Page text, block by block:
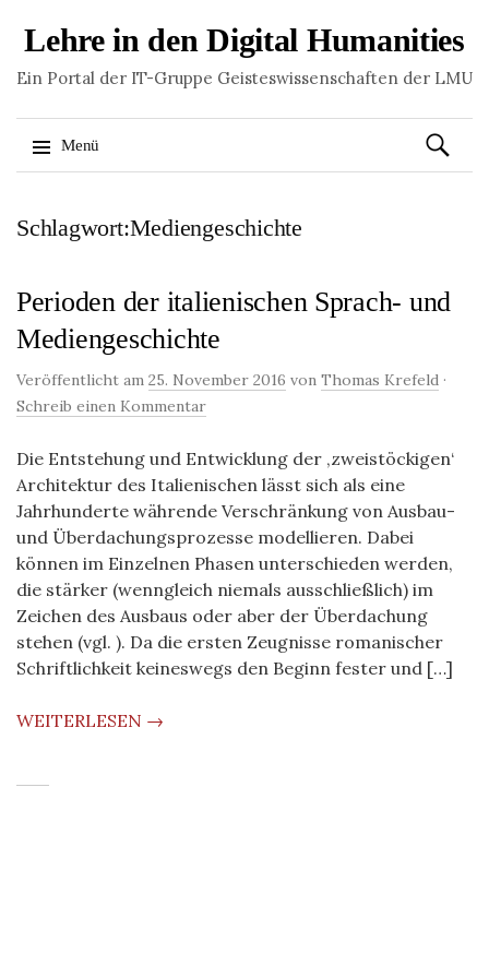
Lehre in den Digital Humanities
Ein Portal der IT-Gruppe Geisteswissenschaften der LMU
Menü
zum
Suchen
nach:
Schlagwort:Mediengeschichte
Perioden der italienischen Sprach- und
Mediengeschichte
Veröffentlicht am 25. November 2016 von Thomas Krefeld ·
Schreib einen Kommentar
Die Entstehung und Entwicklung der ‚zweistöckigen‘
Architektur des Italienischen lässt sich als eine
Jahrhunderte währende Verschränkung von Ausbau-
und Überdachungsprozesse modellieren. Dabei
können im Einzelnen Phasen unterschieden werden,
die stärker (wenngleich niemals ausschließlich) im
Zeichen des Ausbaus oder aber der Überdachung
stehen (vgl. ). Da die ersten Zeugnisse romanischer
Schriftlichkeit keineswegs den Beginn fester und […]
WEITERLESEN →